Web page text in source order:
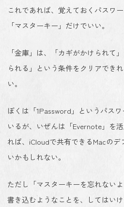
これであれば、覚えておくパスワ
「マスターキー」だけでいい。
「金庫」は、「カギがかけられて
られる」という条件をクリアでき
い。
ぼくは「1Password」というパス
いるが、いぜんは「Evernote」を
れば、iCloudで共有できるMacの
いかもしれない。
ただし「マスターキーを忘れない
書き込むようなことを、してはい